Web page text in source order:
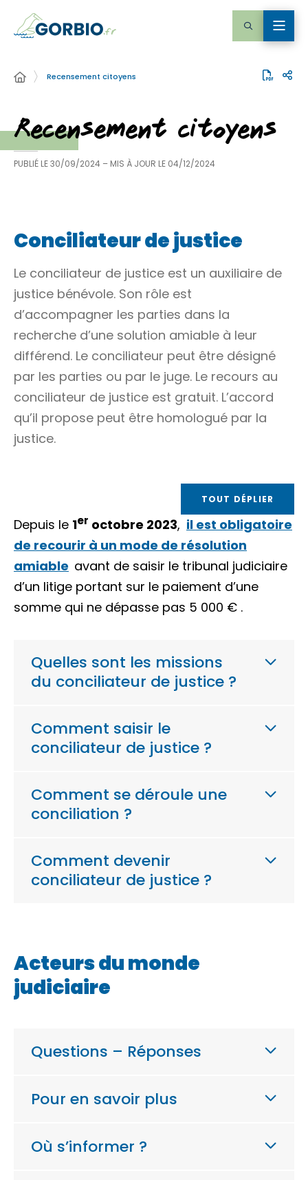
Recensement citoyens
Recensement citoyens
PUBLIÉ LE30/09/2024 – MIS À JOUR LE 04/12/2024
Conciliateur de justice
Le conciliateur de justice est un auxiliaire de
justice bénévole. Son rôle est
d’accompagner les parties dans la
recherche d’une solution amiable à leur
différend. Le conciliateur peut être désigné
par les parties ou par le juge. Le recours au
conciliateur de justice est gratuit. L’accord
qu’il propose peut être homologué par la
justice.
TOUT DÉPLIER
Depuis le 1er octobre 2023, il est obligatoire
de recourir à un mode de résolution
amiable avant de saisir le tribunal judiciaire
d’un litige portant sur le paiement d’une
somme qui ne dépasse pas 5 000 € .
Quelles sont les missions
du conciliateur de justice ?
Comment saisir le
conciliateur de justice ?
Comment se déroule une
conciliation ?
Comment devenir
conciliateur de justice ?
Acteurs du monde
judiciaire
Questions – Réponses
Pour en savoir plus
Où s’informer ?